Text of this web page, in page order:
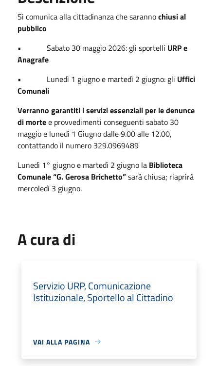
Si comunica alla cittadinanza che sarannochiusi al
pubblico
•
Sabato 30 maggio 2026: gli sportelli URP e
Anagrafe
•
Lunedì 1 giugno e martedì 2 giugno: gli Uffici
Comunali
Verranno garantiti i servizi essenziali per le denunce
di mortee provvedimenti conseguenti sabato 30
maggio e lunedì 1 Giugno dalle 9.00 alle 12.00,
contattando il numero 329.0969489
Lunedì 1° giugno e martedì 2 giugno la Biblioteca
Comunale “G. Gerosa Brichetto”sarà chiusa; riaprirà
mercoledì 3 giugno.
A cura di
Servizio URP, Comunicazione
Istituzionale, Sportello al Cittadino
VAI ALLA PAGINA